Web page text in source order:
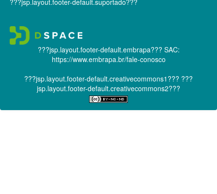
???jsp.layout.footer-default.suportado???
???jsp.layout.footer-default.embrapa??? SAC:
https://www.embrapa.br/fale-conosco
???jsp.layout.footer-default.creativecommons1??? ???
jsp.layout.footer-default.creativecommons2???